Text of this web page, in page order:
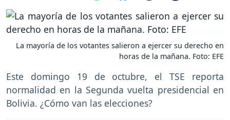
La mayoría de los votantes salieron a ejercer su derecho en
horas de la mañana. Foto: EFE
Este domingo 19 de octubre, el TSE reporta
normalidad en la Segunda vuelta presidencial en
Bolivia. ¿Cómo van las elecciones?